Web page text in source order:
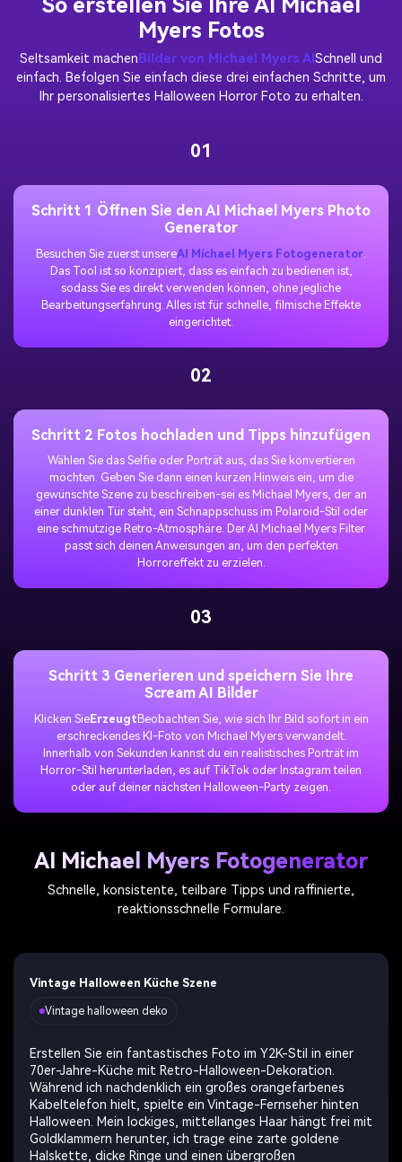
So erstellen Sie Ihre AI Michael
Myers Fotos
Seltsamkeit machen Bilder von Michael Myers AI Schnell und
einfach. Befolgen Sie einfach diese drei einfachen Schritte, um
Ihr personalisiertes Halloween Horror Foto zu erhalten.
01
Schritt 1 Öffnen Sie den AI Michael Myers Photo
Generator
Besuchen Sie zuerst unsereAI Michael Myers Fotogenerator
Das Tool ist so konzipiert, dass es einfach zu bedienen ist,
sodass Sie es direkt verwenden können, ohne jegliche
Bearbeitungserfahrung. Alles ist für schnelle, filmische Effekte
eingerichtet.
02
Schritt 2 Fotos hochladen und Tipps hinzufügen
Wählen Sie das Selfie oder Porträt aus, das Sie konvertieren
möchten. Geben Sie dann einen kurzen Hinweis ein, um die
gewünschte Szene zu beschreiben-sei es Michael Myers, der an
einer dunklen Tür steht, ein Schnappschuss im Polaroid-Stil oder
eine schmutzige Retro-Atmosphäre. Der AI Michael Myers Filter
passt sich deinen Anweisungen an, um den perfekten
Horroreffekt zu erzielen.
03
Schritt 3 Generieren und speichern Sie Ihre
Scream AI Bilder
Klicken SieErzeugtBeobachten Sie, wie sich Ihr Bild sofort in ein
erschreckendes KI-Foto von Michael Myers verwandelt.
Innerhalb von Sekunden kannst du ein realistisches Porträt im
Horror-Stil herunterladen, es auf TikTok oder Instagram teilen
oder auf deiner nächsten Halloween-Party zeigen.
AI Michael Myers Fotogenerator
Schnelle, konsistente, teilbare Tipps und raffinierte,
reaktionsschnelle Formulare.
Vintage Halloween Küche Szene
Vintage halloween deko
Erstellen Sie ein fantastisches Foto im Y2K-Stil in einer
70er-Jahre-Küche mit Retro-Halloween-Dekoration.
Während ich nachdenklich ein großes orangefarbenes
Kabeltelefon hielt, spielte ein Vintage-Fernseher hinten
Halloween. Mein lockiges, mittellanges Haar hängt frei mit
Goldklammern herunter, ich trage eine zarte goldene
Halskette, dicke Ringe und einen übergroßen